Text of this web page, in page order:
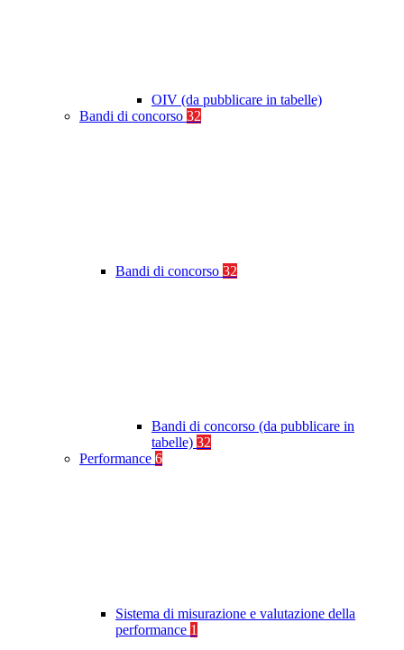
OIV (da pubblicare in tabelle)
Bandi di concorso 32
Bandi di concorso 32
Bandi di concorso (da pubblicare in
tabelle) 32
Performance 6
Sistema di misurazione e valutazione della
performance 1